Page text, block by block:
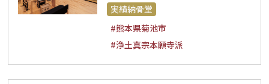
実績納骨堂
#熊本県菊池市
#浄土真宗本願寺派